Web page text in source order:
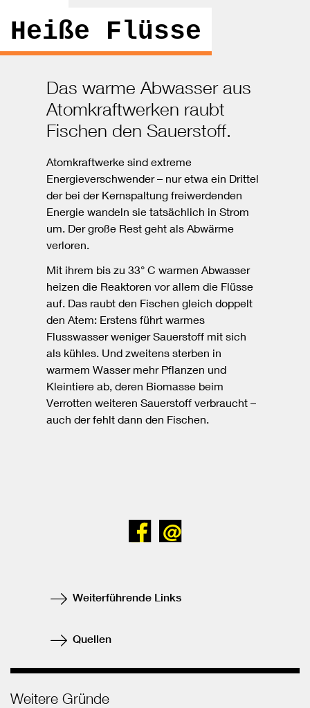
Heiße Flüsse
Das warme Abwasser aus
Atomkraftwerken raubt
Fischen den Sauerstoff.
Atomkraftwerke sind extreme
Energieverschwender – nur etwa ein Drittel
der bei der Kernspaltung freiwerdenden
Energie wandeln sie tatsächlich in Strom
um. Der große Rest geht als Abwärme
verloren.
Mit ihrem bis zu 33° C warmen Abwasser
heizen die Reaktoren vor allem die Flüsse
auf. Das raubt den Fischen gleich doppelt
den Atem: Erstens führt warmes
Flusswasser weniger Sauerstoff mit sich
als kühles. Und zweitens sterben in
warmem Wasser mehr Pflanzen und
Kleintiere ab, deren Biomasse beim
Verrotten weiteren Sauerstoff verbraucht –
auch der fehlt dann den Fischen.
Bei
teilen
Senden
Weiterführende Links
Quellen
Weitere Gründe